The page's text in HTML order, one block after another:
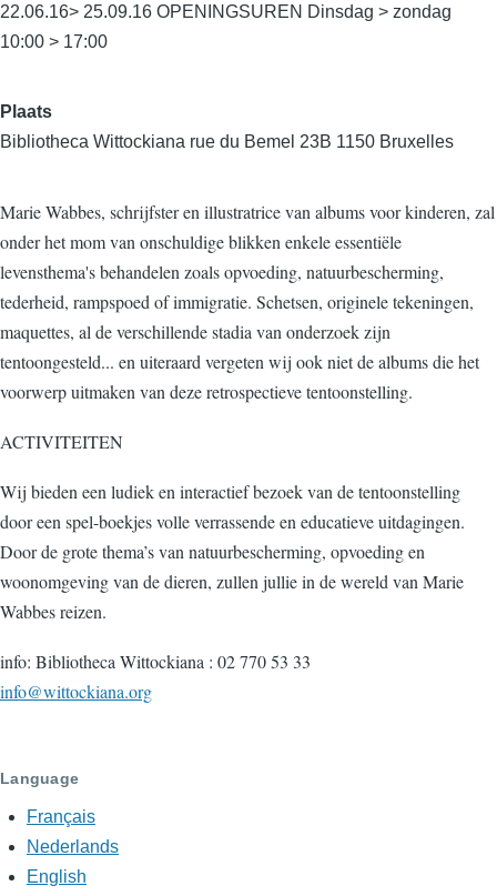
22.06.16> 25.09.16 OPENINGSUREN Dinsdag > zondag
10:00 > 17:00
Plaats
Bibliotheca Wittockiana rue du Bemel 23B 1150 Bruxelles
Marie Wabbes, schrijfster en illustratrice van albums voor kinderen, zal
onder het mom van onschuldige blikken enkele essentiële
levensthema's behandelen zoals opvoeding, natuurbescherming,
tederheid, rampspoed of immigratie. Schetsen, originele tekeningen,
maquettes, al de verschillende stadia van onderzoek zijn
tentoongesteld... en uiteraard vergeten wij ook niet de albums die het
voorwerp uitmaken van deze retrospectieve tentoonstelling.
ACTIVITEITEN
Wij bieden een ludiek en interactief bezoek van de tentoonstelling
door een spel-boekjes volle verrassende en educatieve uitdagingen.
Door de grote thema’s van natuurbescherming, opvoeding en
woonomgeving van de dieren, zullen jullie in de wereld van Marie
Wabbes reizen.
info: Bibliotheca Wittockiana : 02 770 53 33
info@wittockiana.org
Language
Français
Nederlands
English